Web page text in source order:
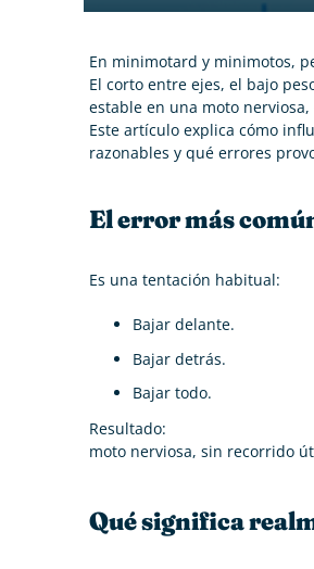
En minimotard y minimotos,
El corto entre ejes, el bajo
estable en una moto
Este artículo explica cómo
razonables y qué errores
El error más
Es una tentación habitual:
Bajar delante.
Bajar detrás.
Bajar todo.
Resultado:
moto nerviosa, sin recorrido
Qué significa